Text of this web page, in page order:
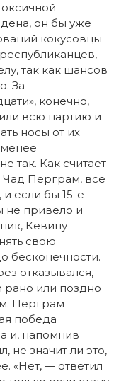
он бы уже
кокусовцы
так как шансов
За
конечно,
всю партию и
носы от их
менее
так. Как считает
Чад Перграм, все
если бы 15-е
не привело и
Кевину
свою
бесконечности.
отказывался,
рано или поздно
Перграм
победа
и, напомнив
не значит ли это,
«Нет, — ответил